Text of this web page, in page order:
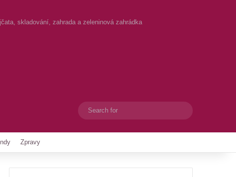
skladování, zahrada a zeleninová zahrádka
Switch skin
Zpravy